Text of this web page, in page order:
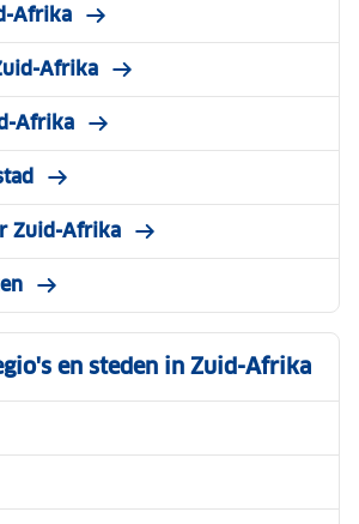
Afrika
Afrika
Afrika
Zuid-Afrika
en steden in Zuid-Afrika